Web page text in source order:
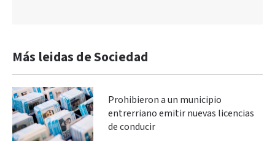
Más leidas de Sociedad
Prohibieron a un municipio
entrerriano emitir nuevas licencias
de conducir